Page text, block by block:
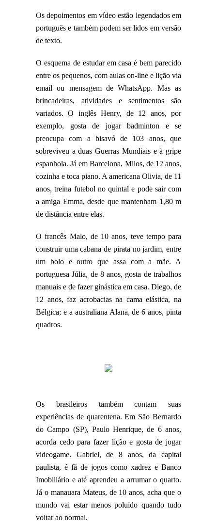
Os depoimentos em vídeo estão legendados em
português e também podem ser lidos em versão
de texto.
O esquema de estudar em casa é bem parecido
entre os pequenos, com aulas on-line e lição via
email ou mensagem de WhatsApp. Mas as
brincadeiras, atividades e sentimentos são
variados. O inglês Henry, de 12 anos, por
exemplo, gosta de jogar badminton e se
preocupa com a bisavó de 103 anos, que
sobreviveu a duas Guerras Mundiais e à gripe
espanhola. Já em Barcelona, Milos, de 12 anos,
cozinha e toca piano. A americana Olivia, de 11
anos, treina futebol no quintal e pode sair com
a amiga Emma, desde que mantenham 1,80 m
de distância entre elas.
O francês Malo, de 10 anos, teve tempo para
construir uma cabana de pirata no jardim, entre
um bolo e outro que assa com a mãe. A
portuguesa Júlia, de 8 anos, gosta de trabalhos
manuais e de fazer ginástica em casa. Diego, de
12 anos, faz acrobacias na cama elástica, na
Bélgica; e a australiana Alana, de 6 anos, pinta
quadros.
Os brasileiros também contam suas
experiências de quarentena. Em São Bernardo
do Campo (SP), Paulo Henrique, de 6 anos,
acorda cedo para fazer lição e gosta de jogar
videogame. Gabriel, de 8 anos, da capital
paulista, é fã de jogos como xadrez e Banco
Imobiliário e até aprendeu a arrumar o quarto.
Já o manauara Mateus, de 10 anos, acha que o
mundo vai estar menos poluído quando tudo
voltar ao normal.